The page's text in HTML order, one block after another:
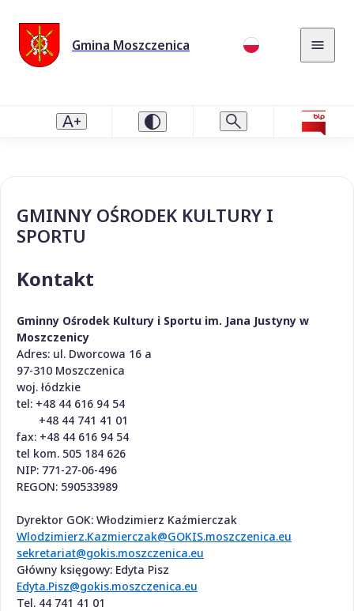
Gmina Moszczenica
GMINNY OŚRODEK KULTURY I
SPORTU
Kontakt
Gminny Ośrodek Kultury i Sportu im. Jana Justyny w
Moszczenicy
Adres: ul. Dworcowa 16 a
97-310 Moszczenica
woj. łódzkie
tel: +48 44 616 94 54
+48 44 741 41 01
fax: +48 44 616 94 54
tel kom. 505 184 626
NIP: 771-27-06-496
REGON: 590533989
Dyrektor GOK: Włodzimierz Kaźmierczak
Wlodzimierz.Kazmierczak@GOKIS.moszczenica.eu
sekretariat@gokis.moszczenica.eu
Główny księgowy: Edyta Pisz
Edyta.Pisz@gokis.moszczenica.eu
Tel. 44 741 41 01